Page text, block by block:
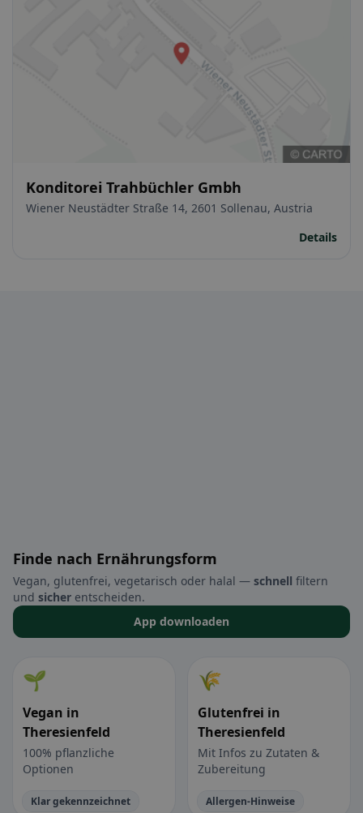
Konditorei Trahbüchler Gmbh
Wiener Neustädter Straße 14, 2601 Sollenau, Austria
Details
Finde nach Ernährungsform
Vegan, glutenfrei, vegetarisch oder halal — schnell filtern
und sicher entscheiden.
App downloaden
🌱
Vegan in
Theresienfeld
100% pflanzliche
Optionen
Klar gekennzeichnet
🌾
Glutenfrei in
Theresienfeld
Mit Infos zu Zutaten &
Zubereitung
Allergen-Hinweise